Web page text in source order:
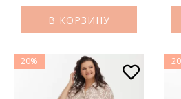
В КОРЗИНУ
20%